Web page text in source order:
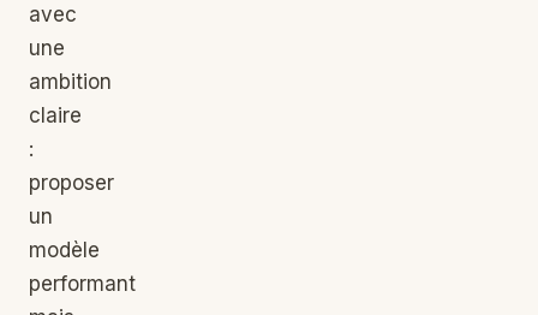
avec
une
ambition
claire
:
proposer
un
modèle
performant